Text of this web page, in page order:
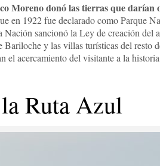
Moreno donó las tierras que
en 1922 fue declarado como Parque
Nación sancionó la Ley de creación del
y las villas turísticas del resto
el acercamiento del visitante a la
Ruta Azul